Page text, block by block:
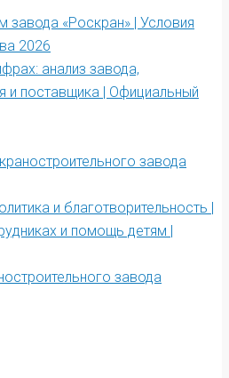
завода «Роскран» | Условия
2026
анализ завода,
и поставщика | Официальный
завода
и благотворительность |
и помощь детям |
завода